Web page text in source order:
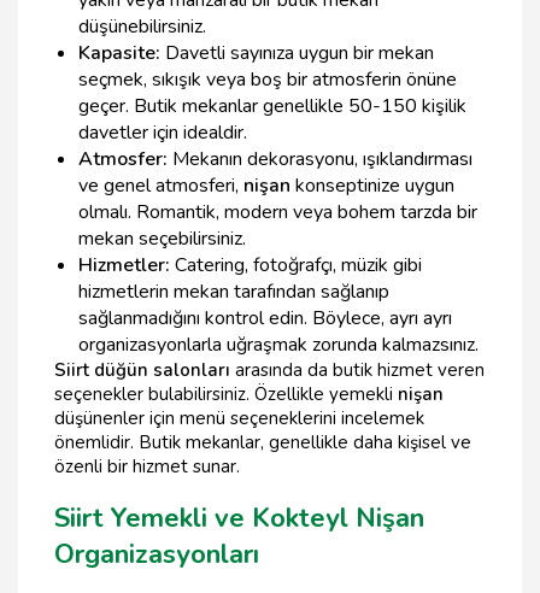
düşünebilirsiniz.
Kapasite: Davetli sayınıza uygun bir mekan
seçmek, sıkışık veya boş bir atmosferin önüne
geçer. Butik mekanlar genellikle 50-150 kişilik
davetler için idealdir.
Atmosfer: Mekanın dekorasyonu, ışıklandırması
ve genel atmosferi, nişan konseptinize uygun
olmalı. Romantik, modern veya bohem tarzda bir
mekan seçebilirsiniz.
Hizmetler: Catering, fotoğrafçı, müzik gibi
hizmetlerin mekan tarafından sağlanıp
sağlanmadığını kontrol edin. Böylece, ayrı ayrı
organizasyonlarla uğraşmak zorunda kalmazsınız.
Siirt düğün salonları arasında da butik hizmet veren
seçenekler bulabilirsiniz. Özellikle yemekli nişan
düşünenler için menü seçeneklerini incelemek
önemlidir. Butik mekanlar, genellikle daha kişisel ve
özenli bir hizmet sunar.
Siirt Yemekli ve Kokteyl Nişan
Organizasyonları